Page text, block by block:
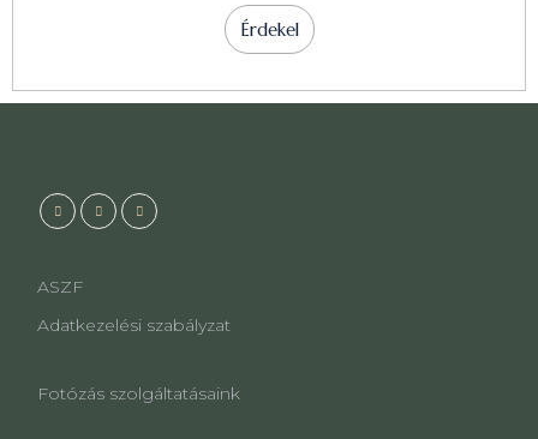
Érdekel
ASZF
Adatkezelési szabályzat
Fotózás szolgáltatásaink